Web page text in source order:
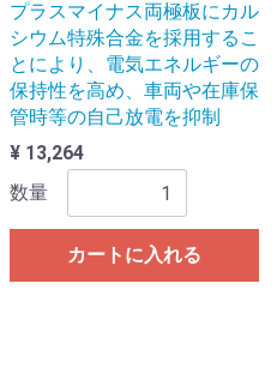
プラスマイナス両極板にカル
シウム特殊合金を採用するこ
とにより、電気エネルギーの
保持性を高め、車両や在庫保
管時等の自己放電を抑制
¥ 13,264
数量
カートに入れる